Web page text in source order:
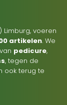
Limburg, voeren
artikelen. We
pedicure,
, tegen de
ook terug te